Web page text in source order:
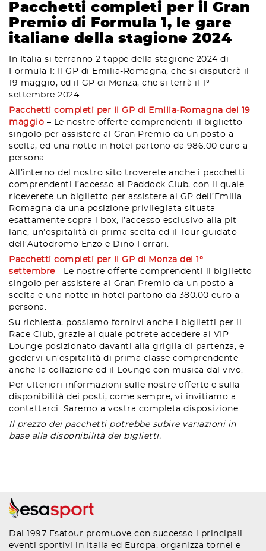
Pacchetti completi per il Gran
Premio di Formula 1, le gare
italiane della stagione 2024
In Italia si terranno 2 tappe della stagione 2024 di
Formula 1: Il GP di Emilia-Romagna, che si disputerà il
19 maggio, ed il GP di Monza, che si terrà il 1°
settembre 2024.
Pacchetti completi per il GP di Emilia-Romagna del 19
maggio – Le nostre offerte comprendenti il biglietto
singolo per assistere al Gran Premio da un posto a
scelta, ed una notte in hotel partono da 986.00 euro a
persona.
All’interno del nostro sito troverete anche i pacchetti
comprendenti l’accesso al Paddock Club, con il quale
riceverete un biglietto per assistere al GP dell’Emilia-
Romagna da una posizione privilegiata situata
esattamente sopra i box, l’accesso esclusivo alla pit
lane, un’ospitalità di prima scelta ed il Tour guidato
dell’Autodromo Enzo e Dino Ferrari.
Pacchetti completi per il GP di Monza del 1°
settembre- Le nostre offerte comprendenti il biglietto
singolo per assistere al Gran Premio da un posto a
scelta e una notte in hotel partono da 380.00 euro a
persona.
Su richiesta, possiamo fornirvi anche i biglietti per il
Race Club, grazie al quale potrete accedere al VIP
Lounge posizionato davanti alla griglia di partenza, e
godervi un’ospitalità di prima classe comprendente
anche la collazione ed il Lounge con musica dal vivo.
Per ulteriori informazioni sulle nostre offerte e sulla
disponibilità dei posti, come sempre, vi invitiamo a
contattarci. Saremo a vostra completa disposizione.
Il prezzo dei pacchetti potrebbe subire variazioni in
base alla disponibilità dei biglietti.
Dal 1997 Esatour promuove con successo i principali
eventi sportivi in Italia ed Europa, organizza tornei e